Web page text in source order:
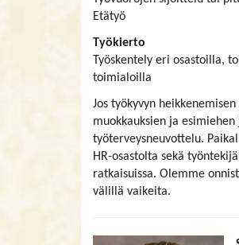
Etätyö
Työkierto
Työskentely eri osastoilla,
toimialoilla
Jos työkyvyn
muokkauksien ja
työterveysneuvottelu.
HR-osastolta sekä
ratkaisuissa. Olemme
välillä vaikeita.